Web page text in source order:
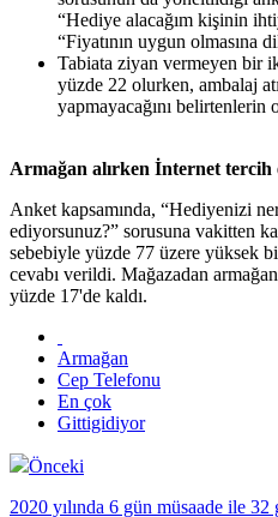
“Hediye alacağım kişinin
“Fiyatının uygun olmasına
Tabiata ziyan vermeyen bir
yüzde 22 olurken, ambalaj
yapmayacağını belirtenlerin
Armağan alırken İnternet tercih
Anket kapsamında, “Hediyenizi
ediyorsunuz?” sorusuna vakitten
sebebiyle yüzde 77 üzere yüksek
cevabı verildi. Mağazadan
yüzde 17'de kaldı.
Armağan
Cep Telefonu
En çok
Gittigidiyor
Önceki
2020 yılında 6 gün müsaade ile